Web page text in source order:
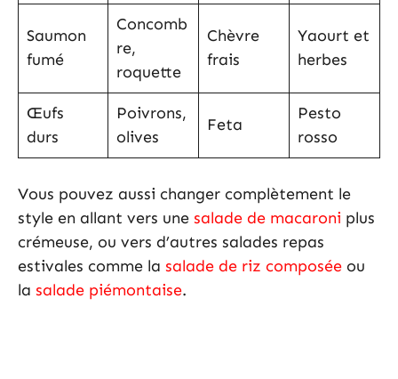
Saumon
fumé
Concomb
re,
roquette
Chèvre
frais
Yaourt et
herbes
Œufs
durs
Poivrons,
olives
Feta
Pesto
rosso
Vous pouvez aussi changer complètement le
style en allant vers une salade de macaroni plus
crémeuse, ou vers d’autres salades repas
estivales comme la salade de riz composée ou
la salade piémontaise.